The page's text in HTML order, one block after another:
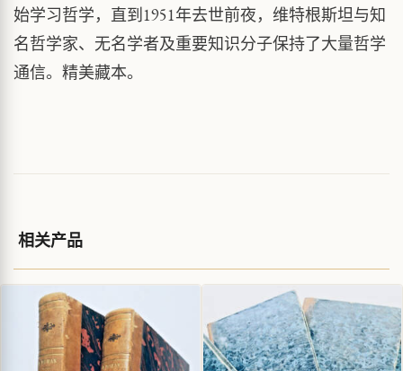
始学习哲学，直到1951年去世前夜，维特根斯坦与知
名哲学家、无名学者及重要知识分子保持了大量哲学
通信。精美藏本。
相关产品